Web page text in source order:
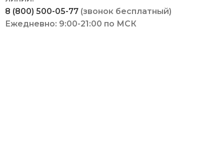
8 (800) 500-05-77 (звонок бесплатный)
Ежедневно: 9:00-21:00 по МСК